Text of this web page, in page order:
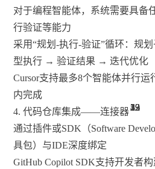
12
13
13
52
22
32
13
对于编程智能体，系统需要具备
行验证等能力
采用“规划-执行-验证”循环：规
型执行 → 验证结果 → 迭代优化
Cursor支持最多8个智能体并行运
内完成
4. 代码仓库集成——连接器
通过插件或SDK（Software
具包）与IDE深度绑定
GitHub Copilot SDK支持开发者
29
13
29
42
13